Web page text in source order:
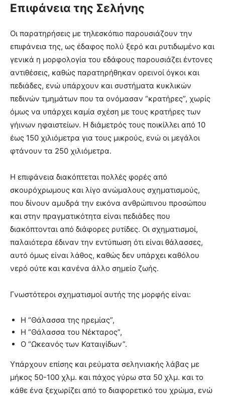
Επιφάνεια της Σελήνης
Οι παρατηρήσεις με τηλεσκόπιο παρουσιάζουν την
επιφάνεια της, ως έδαφος πολύ ξερό και ρυτιδωμένο και
γενικά η μορφολογία του εδάφους παρουσιάζει έντονες
αντιθέσεις, καθώς παρατηρήθηκαν ορεινοί όγκοι και
πεδιάδες, ενώ υπάρχουν και συστήματα κυκλικών
πεδινών τμημάτων που τα ονόμασαν “κρατήρες”, χωρίς
όμως να υπάρχει καμία σχέση με τους κρατήρες των
γήινων ηφαιστείων. Η διάμετρός τους ποικίλλει από 10
έως 150 χιλιόμετρα για τους μικρούς, ενώ οι μεγάλοι
φτάνουν τα 250 χιλιόμετρα.
Η επιφάνεια διακόπτεται πολλές φορές από
σκουρόχρωμους και λίγο ανώμαλους σχηματισμούς,
που δίνουν αμυδρά την εικόνα ανθρώπινου προσώπου
και στην πραγματικότητα είναι πεδιάδες που
διακόπτονται από διάφορες ρυτίδες. Οι σχηματισμοί,
παλαιότερα έδιναν την εντύπωση ότι είναι θάλασσες,
αυτό όμως είναι λάθος, καθώς δεν υπάρχει καθόλου
νερό ούτε και κανένα άλλο σημείο ζωής.
Γνωστότεροι σχηματισμοί αυτής της μορφής είναι:
Η “Θάλασσα της ηρεμίας”,
Η “Θάλασσα του Νέκταρος”,
Ο “Ωκεανός των Καταιγίδων”.
Υπάρχουν επίσης και ρεύματα σεληνιακής λάβας με
μήκος 50-100 χλμ. και πάχος γύρω στα 50 χλμ. και το
κάθε ένα ξεχωρίζει από το διαφορετικό του χρώμα, ενώ